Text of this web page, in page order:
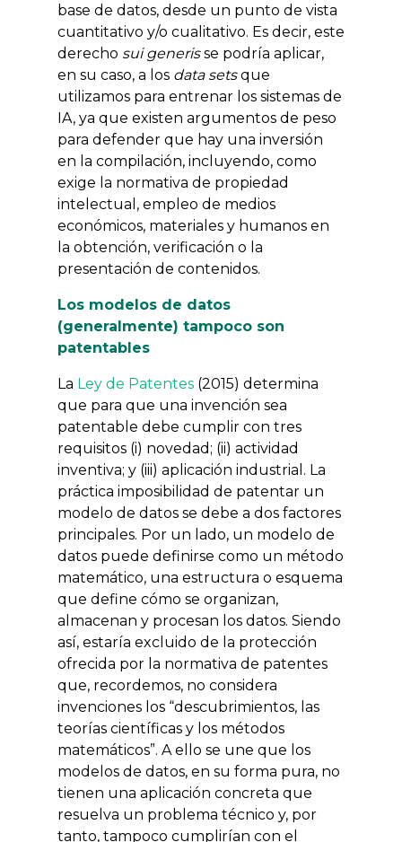
base de datos, desde un punto de vista
cuantitativo y/o cualitativo. Es decir, este
derecho sui generisse podría aplicar,
en su caso, a los data setsque
utilizamos para entrenar los sistemas de
IA, ya que existen argumentos de peso
para defender que hay una inversión
en la compilación, incluyendo, como
exige la normativa de propiedad
intelectual, empleo de medios
económicos, materiales y humanos en
la obtención, verificación o la
presentación de contenidos.
Los modelos de datos
(generalmente) tampoco son
patentables
La Ley de Patentes (2015) determina
que para que una invención sea
patentable debe cumplir con tres
requisitos (i) novedad; (ii) actividad
inventiva; y (iii) aplicación industrial. La
práctica imposibilidad de patentar un
modelo de datos se debe a dos factores
principales. Por un lado, un modelo de
datos puede definirse como un método
matemático, una estructura o esquema
que define cómo se organizan,
almacenan y procesan los datos. Siendo
así, estaría excluido de la protección
ofrecida por la normativa de patentes
que, recordemos, no considera
invenciones los “descubrimientos, las
teorías científicas y los métodos
matemáticos”. A ello se une que los
modelos de datos, en su forma pura, no
tienen una aplicación concreta que
resuelva un problema técnico y, por
tanto, tampoco cumplirían con el